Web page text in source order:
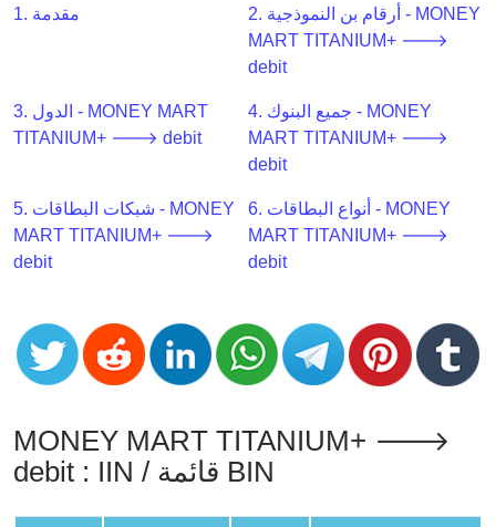
Generator
v2
BIN
from
Banks
Card
Validator
Card
Generator
Random
Credit
1. مقدمة
2. أرقام بن النموذجية - MONEY
MART TITANIUM+ 🡒
debit
3. الدول - MONEY MART
TITANIUM+ 🡒 debit
4. جميع البنوك - MONEY
MART TITANIUM+ 🡒
debit
5. شبكات البطاقات - MONEY
MART TITANIUM+ 🡒
debit
6. أنواع البطاقات - MONEY
MART TITANIUM+ 🡒
debit
MONEY MART TITANIUM+ 🡒
debit : IIN / قائمة BIN